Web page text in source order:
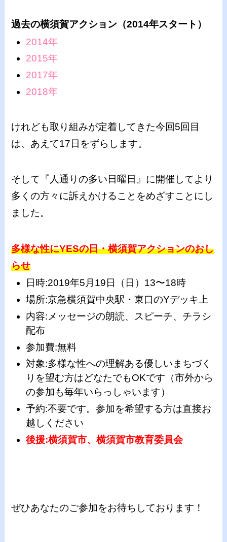
過去の横須賀アクション（2014年スタート）
2014年
2015年
2017年
2018年
けれども取り組みが定着してきた今回5回目
は、あえて17日をずらします。
そして『人通りの多い日曜日』に開催してより
多くの方々に訴えかけることをめざすことにし
ました。
多様な性にYESの日・横須賀アクションのおし
らせ
日時:2019年5月19日（日）13〜18時
場所:京急横須賀中央駅・東口のYデッキ上
内容:メッセージの朗読、スピーチ、チラシ
配布
参加費:無料
対象:多様な性への理解ある優しいまちづく
りを望む方はどなたでもOKです（市外から
の参加も毎年いらっしゃいます）
予約:不要です。参加を希望する方は直接お
越しください
後援:横須賀市、横須賀市教育委員会
ぜひあなたのご参加をお待ちしております！